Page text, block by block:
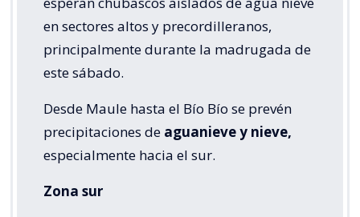
en sectores altos y precordilleranos,
principalmente durante la madrugada de
este sábado.
Desde Maule hasta el Bío Bío se prevén
precipitaciones de aguanieve y nieve,
especialmente hacia el sur.
Zona sur